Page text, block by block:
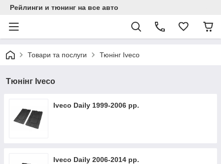
Рейлинги и тюнинг на все авто
Товари та послуги Тюнінг Iveco
Тюнінг Iveco
Iveco Daily 1999-2006 рр.
Iveco Daily 2006-2014 рр.